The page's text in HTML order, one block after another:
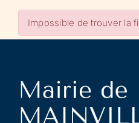
Impossible de trouver la